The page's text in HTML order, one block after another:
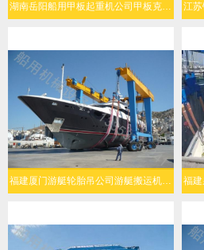
湖南岳阳船用甲板起重机公司甲板克令吊起升能力强
福建厦门游艇轮胎吊公司游艇搬运机灵活转向